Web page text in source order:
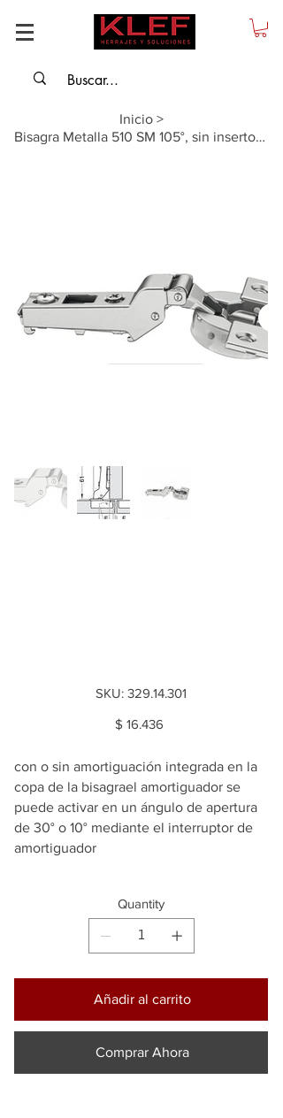
Inicio >
Bisagra Metalla 510 SM 105°, sin insertos premontados. Semiparche
SKU: SKU
329.14.301
329.14.301
Price
$ 16.436
con o sin amortiguación integrada en la
copa de la bisagrael amortiguador se
puede activar en un ángulo de apertura
de 30° o 10° mediante el interruptor de
amortiguador
Quantity
Añadir al carrito
Comprar Ahora